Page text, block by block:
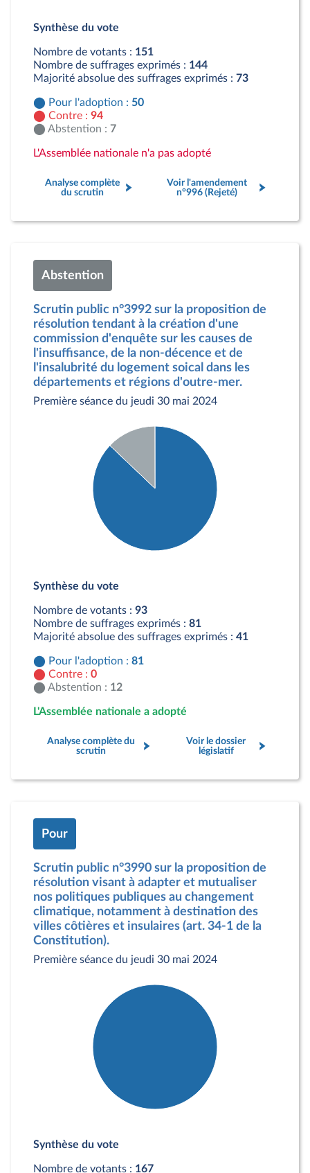
Contre : 94 députés
Synthèse du vote
Nombre de votants : 151
Nombre de suffrages exprimés : 144
Majorité absolue des suffrages exprimés : 73
Pour l'adoption : 50
Contre : 94
Abstention : 7
L'Assemblée nationale n'a pas adopté
Analyse complète
du scrutin
Voir l'amendement
n°996 (Rejeté)
Abstention
Scrutin public n°3992 sur la proposition de
résolution tendant à la création d'une
commission d'enquête sur les causes de
l'insuffisance, de la non-décence et de
l'insalubrité du logement soical dans les
départements et régions d'outre-mer.
Première séance du jeudi 30 mai 2024
Abstention : 12 députés
Synthèse du vote
Nombre de votants : 93
Nombre de suffrages exprimés : 81
Majorité absolue des suffrages exprimés : 41
Pour l'adoption : 81
Contre : 0
Abstention : 12
L'Assemblée nationale a adopté
Analyse complète du
scrutin
Voir le dossier
législatif
Pour
Scrutin public n°3990 sur la proposition de
résolution visant à adapter et mutualiser
nos politiques publiques au changement
climatique, notamment à destination des
villes côtières et insulaires (art. 34-1 de la
Constitution).
Première séance du jeudi 30 mai 2024
Synthèse du vote
Nombre de votants : 167